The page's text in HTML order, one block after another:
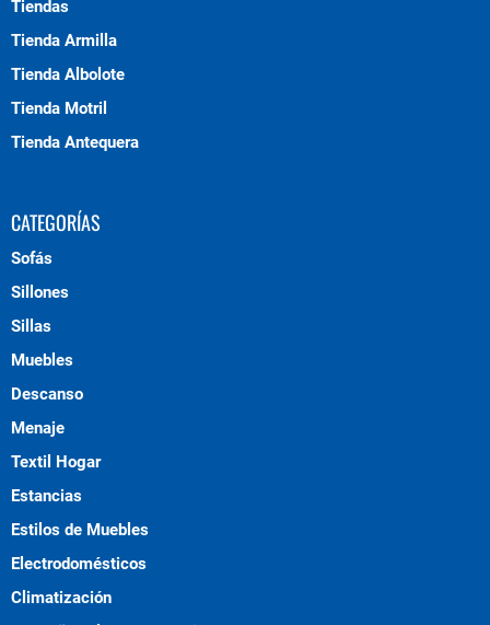
Tiendas
Tienda Armilla
Tienda Albolote
Tienda Motril
Tienda Antequera
CATEGORÍAS
Sofás
Sillones
Sillas
Muebles
Descanso
Menaje
Textil Hogar
Estancias
Estilos de Muebles
Electrodomésticos
Climatización